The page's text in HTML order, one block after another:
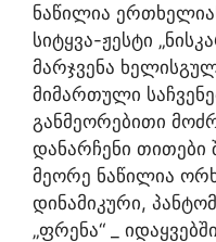
ნაწილია
სიტყვა-ჟესტი
მარჯვენა
მიმართული
განმეორებითი
დანარჩენი თითები
მეორე ნაწილია
დინამიკური,
„ფრენა“ _